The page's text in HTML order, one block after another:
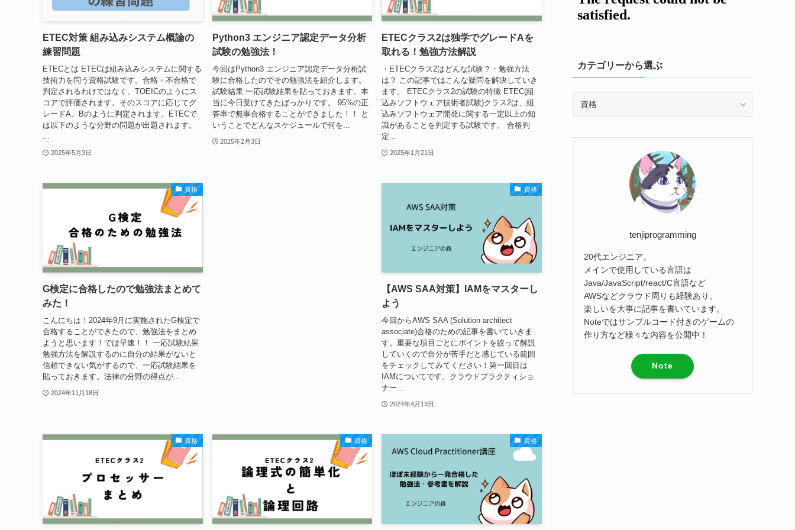
ETEC対策 組み込みシステム概論の
練習問題
ETECとは ETECは組み込みシステムに関する
技術力を問う資格試験です。合格・不合格で
判定されるわけではなく、TOEICのようにス
コアで評価されます。そのスコアに応じてグ
レードA、Bのように判定されます。ETECで
は以下のような分野の問題が出題されます。
2025年5月3日
Python3 エンジニア認定データ分析
試験の勉強法！
今回はPython3 エンジニア認定データ分析試
験に合格したのでその勉強法を紹介します。
試験結果 一応試験結果を貼っておきます。本
当に今日受けてきたばっかりです。 95%の正
答率で無事合格することができました！！ と
いうことでどんなスケジュールで何を...
2025年2月3日
ETECクラス2は独学でグレードAを
取れる！勉強方法解説
・ETECクラス2はどんな試験？・勉強方法
は？ この記事ではこんな疑問を解決していき
ます。 ETECクラス2の試験の特徴 ETEC(組
込みソフトウェア技術者試験)クラス2は、組
込みソフトウェア開発に関する一定以上の知
識があることを判定する試験です。 合格判
定...
2025年1月21日
資格
G検定に合格したので勉強法まとめて
みた！
こんにちは！2024年9月に実施されたG検定で
合格することができたので、勉強法をまとめ
ようと思います！では早速！！ 一応試験結果
勉強方法を解説するのに自分の結果がないと
信頼できない気がするので、一応試験結果を
貼っておきます。法律の分野の得点が...
2024年11月18日
資格
【AWS SAA対策】IAMをマスターし
よう
今回からAWS SAA (Solution architect
associate)合格のための記事を書いていきま
す。重要な項目ごとにポイントを絞って解説
していくので自分が苦手だと感じている範囲
をチェックしてみてください！第一回目は
IAMについてです。クラウドプラクティショ
ナー...
2024年4月13日
資格 資格 資格
カテゴリーから選ぶ
リ
tenjiprogramming
20代エンジニア。
メインで使用している言語は
Java/JavaScript/react/C言語など
AWSなどクラウド周りも経験あり。
楽しいを大事に記事を書いています。
Noteではサンプルコード付きのゲームの
作り方など様々な内容を公開中！
Note